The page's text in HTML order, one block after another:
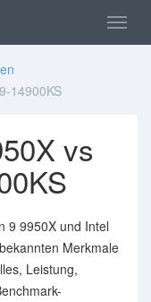
14900KS
vs
9 9950X und Intel
Merkmale
Leistung,